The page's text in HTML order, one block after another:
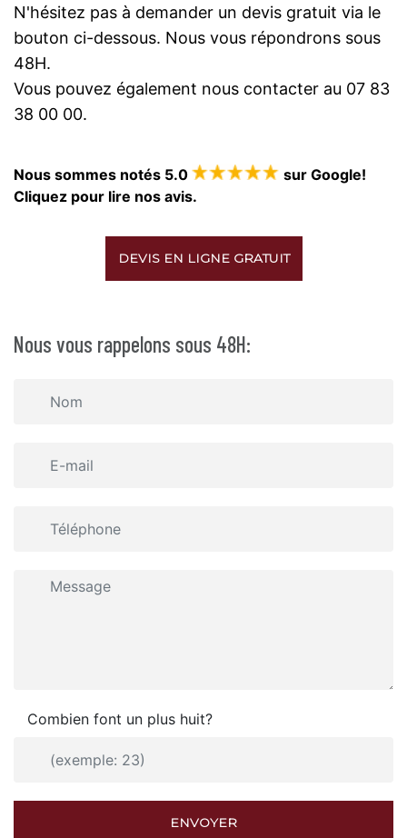
N'hésitez pas à demander un devis gratuit via le
bouton ci-dessous. Nous vous répondrons sous
48H.
Vous pouvez également nous contacter au 07 83
38 00 00.
Nous sommes notés 5.0
sur Google!
Cliquez pour lire nos avis.
DEVIS EN LIGNE GRATUIT
Nous vous rappelons sous 48H:
Combien font un plus huit?
ENVOYER